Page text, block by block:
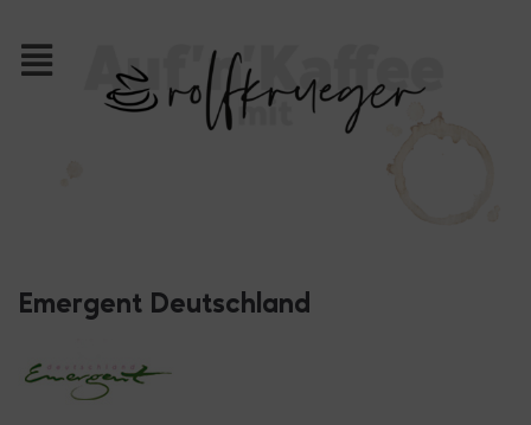
Emergent Deutschland